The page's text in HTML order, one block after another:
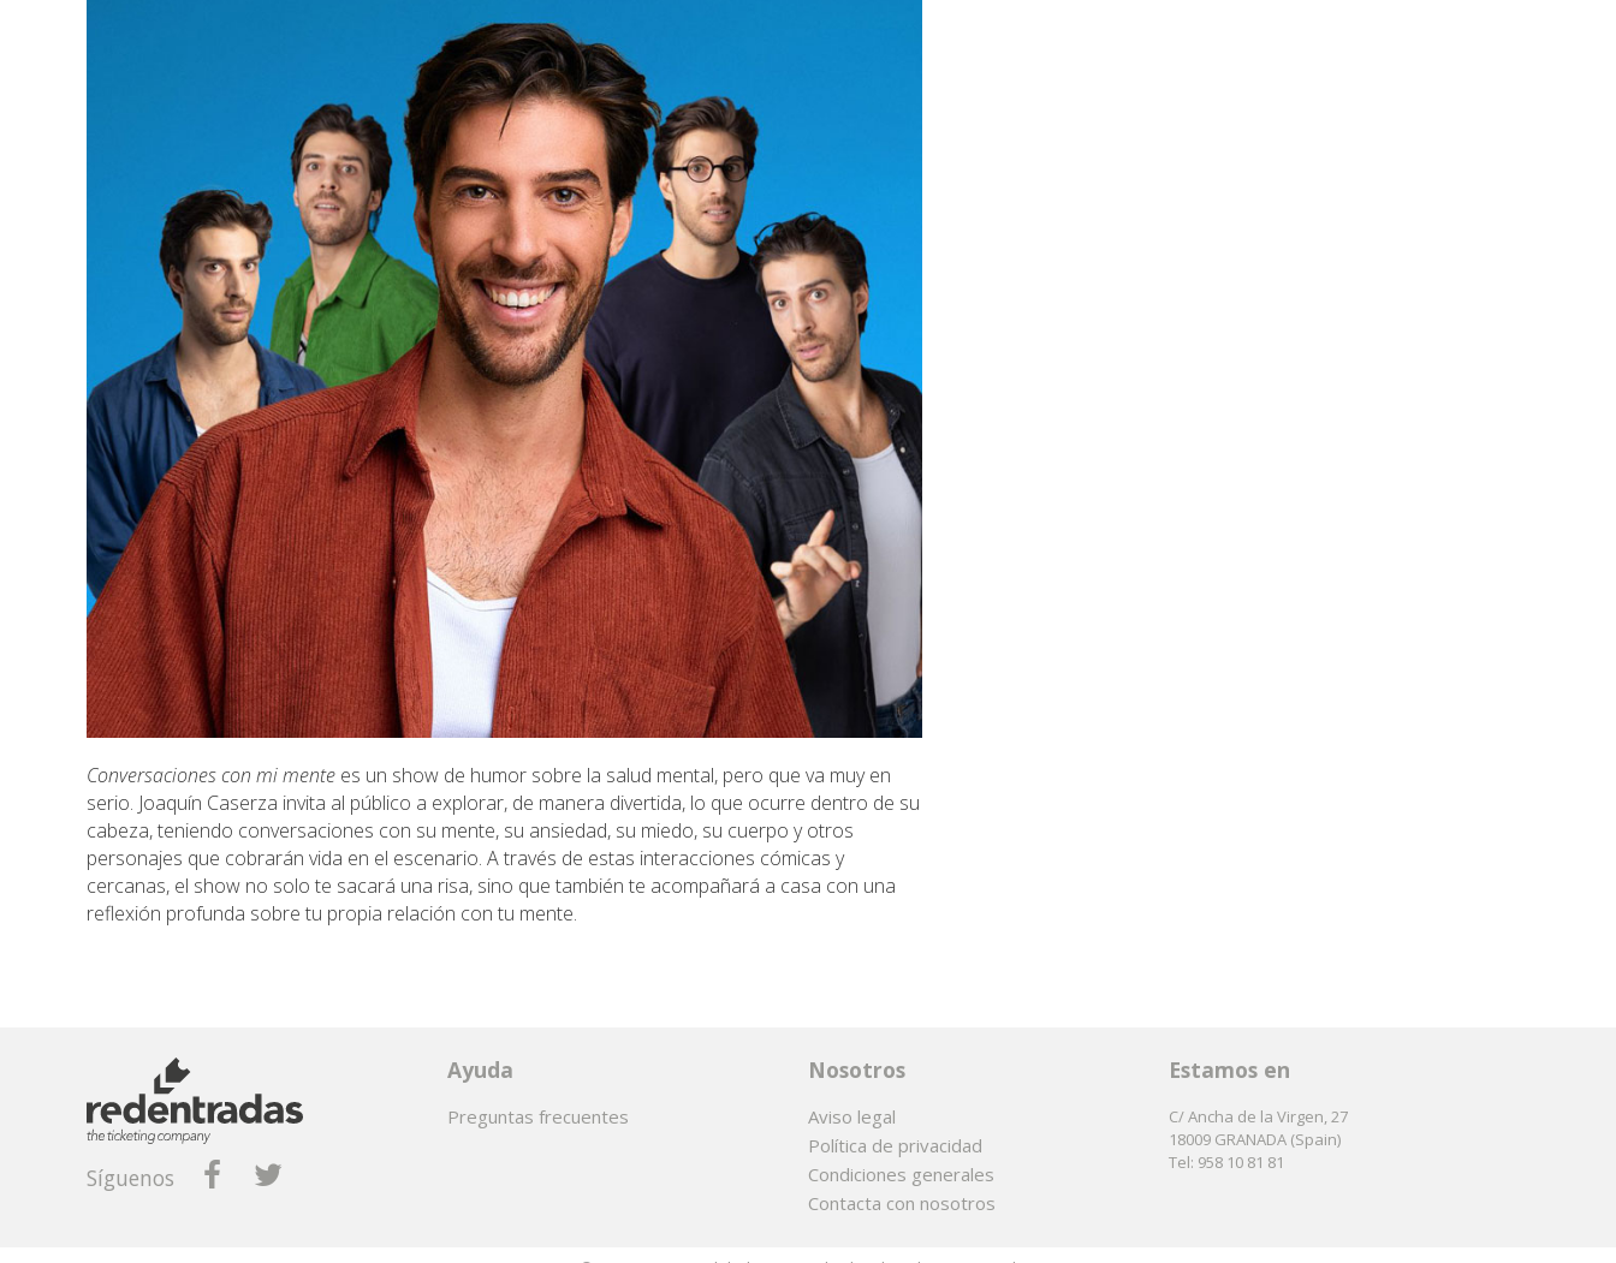
Conversaciones con mi mente es un show de humor sobre la salud mental, pero que va muy en
serio. Joaquín Caserza invita al público a explorar, de manera divertida, lo que ocurre dentro de su
cabeza, teniendo conversaciones con su mente, su ansiedad, su miedo, su cuerpo y otros
personajes que cobrarán vida en el escenario. A través de estas interacciones cómicas y
cercanas, el show no solo te sacará una risa, sino que también te acompañará a casa con una
reflexión profunda sobre tu propia relación con tu mente.
Síguenos
Ayuda
Preguntas frecuentes
Nosotros
Aviso legal
Política de privacidad
Condiciones generales
Contacta con nosotros
Estamos en
C/ Ancha de la Virgen, 27
18009 GRANADA (Spain)
Tel: 958 10 81 81